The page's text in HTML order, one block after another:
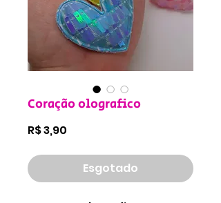
Coração olografico
R$ 3,90
Esgotado